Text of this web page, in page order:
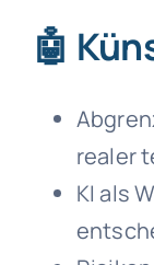
🤖
realer
KI als